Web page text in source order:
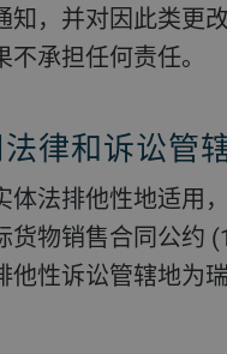
知，并对因此类更
不承担任何责任。
律和诉讼管
货物销售合同公约
他性诉讼管辖地为